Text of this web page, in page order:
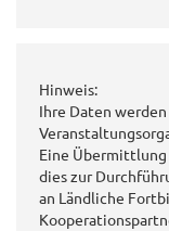
Hinweis:
Ihre Daten
Eine
dies zur
an Ländliche